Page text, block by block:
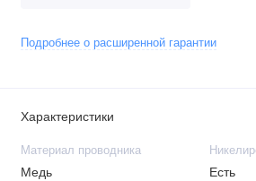
Подробнее о расширенной гарантии
Характеристики
Материал проводника
Медь Есть